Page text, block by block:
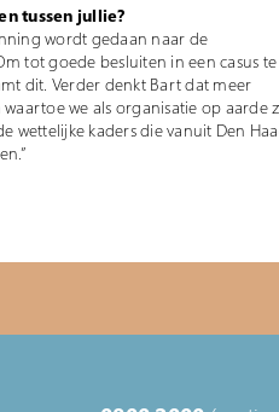
tussen jullie?
wordt gedaan naar de
tot goede besluiten in een casus te
dit. Verder denkt Bart dat meer
we als organisatie op aarde
wettelijke kaders die vanuit Den